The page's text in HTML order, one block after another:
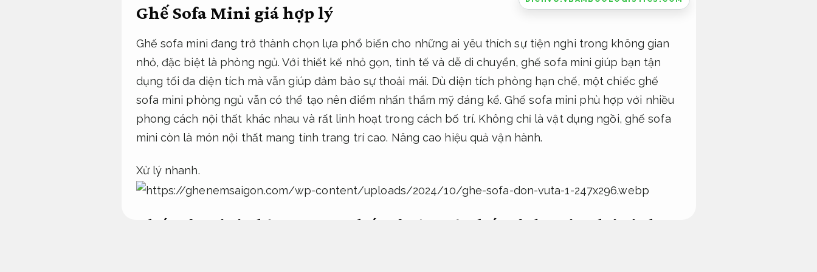
Ghế Sofa Mini giá hợp lý
Ghế sofa mini đang trở thành chọn lựa phổ biến cho những ai yêu thích sự tiện nghi trong không gian
nhỏ, đặc biệt là phòng ngủ. Với thiết kế nhỏ gọn, tinh tế và dễ di chuyển, ghế sofa mini giúp bạn tận
dụng tối đa diện tích mà vẫn giúp đảm bảo sự thoải mái. Dù diện tích phòng hạn chế, một chiếc ghế
sofa mini phòng ngủ vẫn có thể tạo nên điểm nhấn thẩm mỹ đáng kể. Ghế sofa mini phù hợp với nhiều
phong cách nội thất khác nhau và rất linh hoạt trong cách bố trí. Không chỉ là vật dụng ngồi, ghế sofa
mini còn là món nội thất mang tính trang trí cao. Nâng cao hiệu quả vận hành.
Xử lý nhanh.
Ghế sofa mini phòng ngủ – Ghế sofa đơn và ghế sofa bệt tiện lợi
Linh